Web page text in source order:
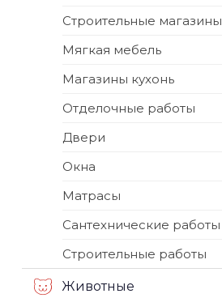
Строительные магазины
Мягкая мебель
Магазины кухонь
Отделочные работы
Двери
Окна
Матрасы
Сантехнические работы
Строительные работы
Животные